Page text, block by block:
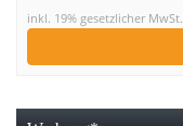
inkl. 19% gesetzlicher MwSt.